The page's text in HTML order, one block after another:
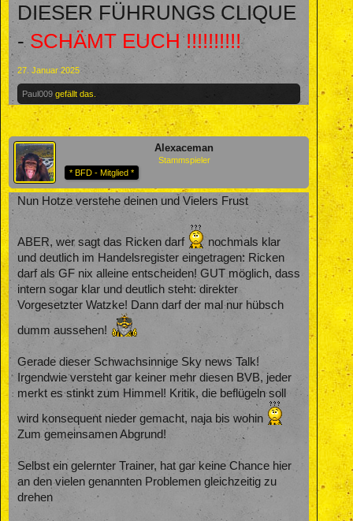
DIESER FÜHRUNGS CLIQUE
- SCHÄMT EUCH !!!!!!!!!!
27. Januar 2025
Paul009 gefällt das.
Alexaceman
Stammspieler
* BFD - Mitglied *
Nun Hotze verstehe deinen und Vielers Frust
ABER, wer sagt das Ricken darf
nochmals klar
und deutlich im Handelsregister eingetragen: Ricken
darf als GF nix alleine entscheiden! GUT möglich, dass
intern sogar klar und deutlich steht: direkter
Vorgesetzter Watzke! Dann darf der mal nur hübsch
dumm aussehen!
Gerade dieser Schwachsinnige Sky news Talk!
Irgendwie versteht gar keiner mehr diesen BVB, jeder
merkt es stinkt zum Himmel! Kritik, die beflügeln soll
wird konsequent nieder gemacht, naja bis wohin
Zum gemeinsamen Abgrund!
Selbst ein gelernter Trainer, hat gar keine Chance hier
an den vielen genannten Problemen gleichzeitig zu
drehen